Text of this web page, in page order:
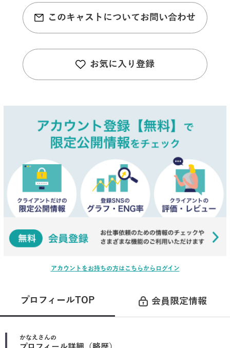
このキャストについてお問い合わせ
お気に入り登録
アカウントをお持ちの方はこちらからログイン
プロフィールTOP 会員限定情報
かなえ さんの